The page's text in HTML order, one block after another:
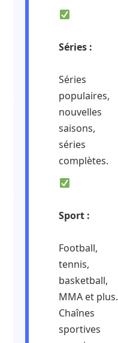
Séries :
Séries
populaires,
nouvelles
saisons,
séries
complètes.
Sport :
Football,
tennis,
basketball,
MMA et plus.
Chaînes
sportives